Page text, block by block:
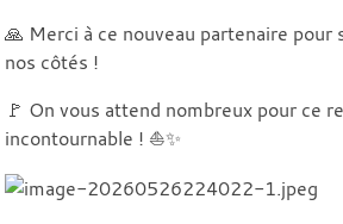
🙏 Merci à ce nouveau partenaire pour
nos côtés !
🚩 On vous attend nombreux pour ce
incontournable ! ⛵✨